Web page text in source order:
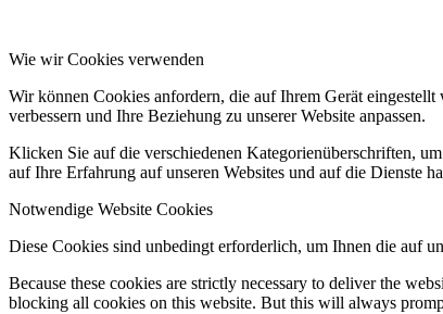
Wie wir Cookies verwenden
Wir können Cookies anfordern, die auf Ihrem Gerät
verbessern und Ihre Beziehung zu unserer Website anpassen.
Klicken Sie auf die verschiedenen Kategorienüberschriften,
auf Ihre Erfahrung auf unseren Websites und auf die Dienste
Notwendige Website Cookies
Diese Cookies sind unbedingt erforderlich, um Ihnen die auf
Because these cookies are strictly necessary to deliver the
blocking all cookies on this website. But this will always